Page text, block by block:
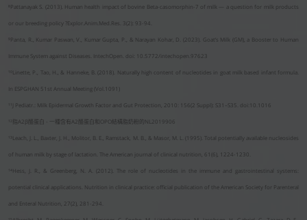
⁸Pattanayak S. (2013). Human health impact of bovine Beta-casomorphin-7 of milk — a question for milk products
or our breeding policy ?Explor.Anim.Med.Res. 3(2): 93-94.
⁹Panta, R., Kumar Paswan, V., Kumar Gupta, P., & Narayan Kohar, D. (2023). Goat’s Milk (GM), a Booster to Human
Immune System against Diseases. IntechOpen. doi: 10.5772/intechopen.97623
¹⁰Linette, P., Tao, H., & Hanneke, B. (2018). Naturally high content of nucleotides in goat milk based infant formula.
In ESPGHAN 51st Annual Meeting (Vol.1091)
¹¹J Pediatr.: Milk Epidermal Growth Factor and Gut Protection, 2010: 156(2 Suppl): S31–S35. doi:10.1016
¹²指A2β酪蛋白 - 一種含有A2酪蛋白和OPO結構脂奶粉的NL2019906
¹³Leach, J. L., Baxter, J. H., Molitor, B. E., Ramstack, M. B., & Masor, M. L. (1995). Total potentially available nucleosides
of human milk by stage of lactation. The American journal of clinical nutrition, 61(6), 1224-1230.
¹⁴Hess, J. R., & Greenberg, N. A. (2012). The role of nucleotides in the immune and gastrointestinal systems:
potential clinical applications. Nutrition in clinical practice: official publication of the American Society for Parenteral
and Enteral Nutrition, 27(2), 281-294.